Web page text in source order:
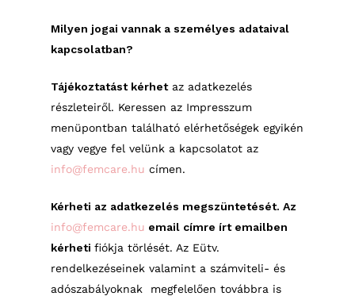
Milyen jogai vannak a személyes adataival
kapcsolatban?
Tájékoztatást kérhetaz adatkezelés
részleteiről. Keressen az Impresszum
menüpontban található elérhetőségek egyikén
vagy vegye fel velünk a kapcsolatot az
info@femcare.hu címen.
Kérheti az adatkezelés megszüntetését. Az
info@femcare.hu email címre írt emailben
kérhetifiókja törlését. Az Eütv.
rendelkezéseinek valamint a számviteli- és
adószabályoknak
megfelelően továbbra is